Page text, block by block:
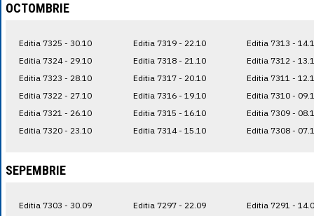
OCTOMBRIE
Editia 7325 - 30.10
Editia 7324 - 29.10
Editia 7323 - 28.10
Editia 7322 - 27.10
Editia 7321 - 26.10
Editia 7320 - 23.10
Editia 7319 - 22.10
Editia 7318 - 21.10
Editia 7317 - 20.10
Editia 7316 - 19.10
Editia 7315 - 16.10
Editia 7314 - 15.10
Editia 7313 -
Editia 7312 -
Editia 7311 -
Editia 7310 -
Editia 7309 -
Editia 7308 -
SEPEMBRIE
Editia 7303 - 30.09
Editia 7297 - 22.09
Editia 7291 -